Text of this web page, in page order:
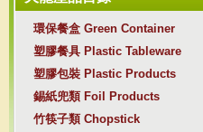
環保餐盒 Green Container
塑膠餐具 Plastic Tableware
塑膠包裝 Plastic Products
錫紙兜類 Foil Products
竹筷子類 Chopstick